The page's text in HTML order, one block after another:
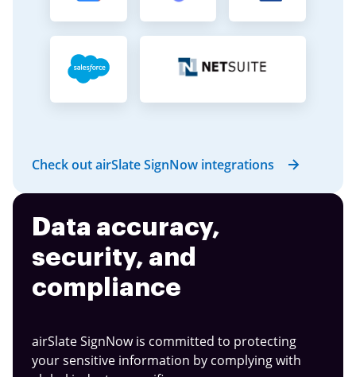
Check out airSlate SignNow integrations
Data accuracy,
security, and
compliance
airSlate SignNow is committed to protecting
your sensitive information by complying with